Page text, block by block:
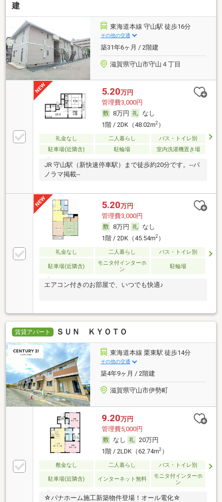
建
東海道本線 守山駅 徒歩16分
その他の交通
築31年6ヶ月 / 2階建
滋賀県守山市守山４丁目
5.20万円
管理費3,000円
8万円
なし
1階 / 2DK（48.02m2）
礼金なし 二人暮らし
バス・トイレ別
駐車場(近隣含)
駐輪場 室内洗濯機置き場
JR 守山駅（新快速停車駅）まで徒歩約20分です。--パ
ノラマ掲載--
5.20万円
管理費3,000円
8万円
なし
1階 / 2DK（45.54m2）
礼金なし 二人暮らし バス・トイレ別
駐車場(近隣含)
モニタ付インターホ
ン
駐輪場
エアコン付きのお部屋で、いつでも快適♪
賃貸アパート ＳＵＮ ＫＹＯＴＯ
東海道本線 栗東駅 徒歩14分
その他の交通
築4年9ヶ月 / 2階建
滋賀県守山市伊勢町
9.20万円
管理費5,000円
なし
20万円
1階 / 2LDK（62.74m2）
敷金なし 二人暮らし バス・トイレ別
駐車場(近隣含) インターネット無料
モニタ付インターホ
ン
☆パナホーム施工新築物件登場！オール電化☆